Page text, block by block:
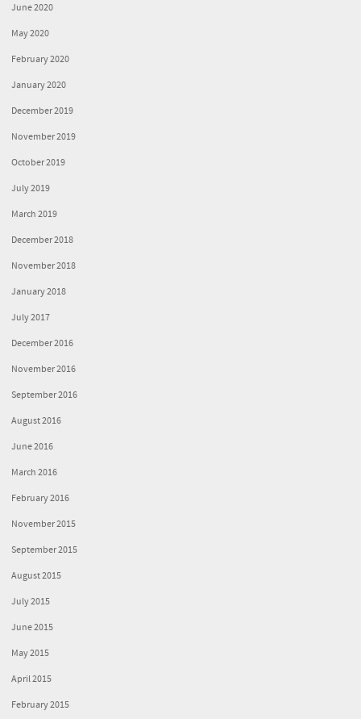
June 2020
May 2020
February 2020
January 2020
December 2019
November 2019
October 2019
July 2019
March 2019
December 2018
November 2018
January 2018
July 2017
December 2016
November 2016
September 2016
August 2016
June 2016
March 2016
February 2016
November 2015
September 2015
August 2015
July 2015
June 2015
May 2015
April 2015
February 2015